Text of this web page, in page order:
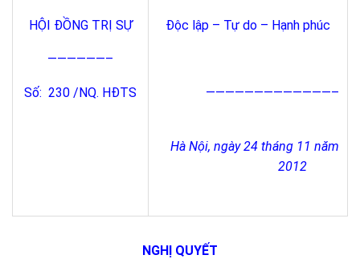
HỘI ĐỒNG TRỊ SỰ
——————–
Số: 230 /NQ. HĐTS
Độc lập – Tự do – Hạnh phúc
—————————————–
Hà Nội, ngày 24 tháng 11 năm
2012
NGHỊ QUYẾT